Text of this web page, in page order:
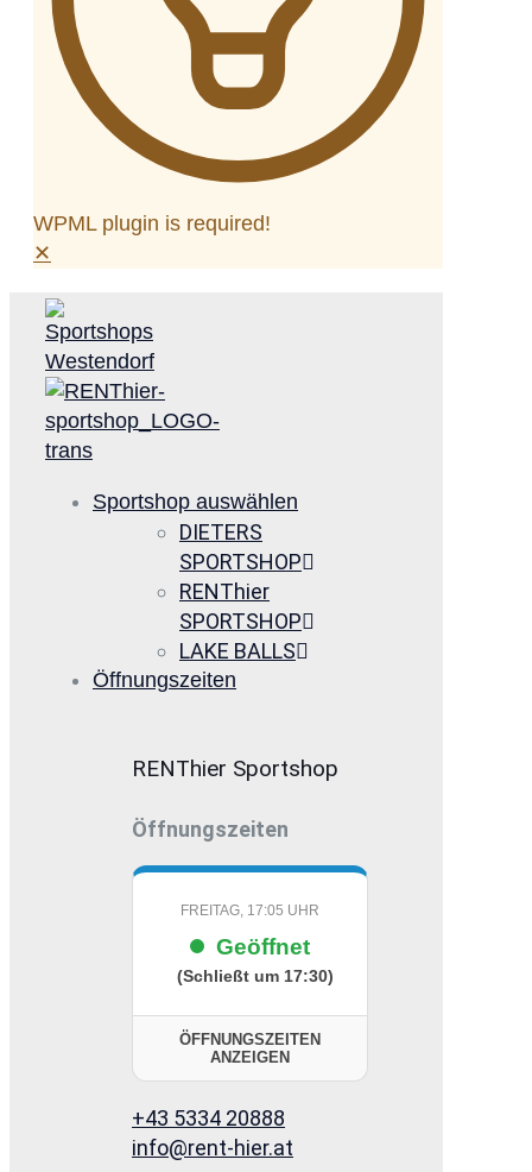
WPML plugin is required!
✕
Sportshop auswählen
DIETERS
SPORTSHOP
RENThier
SPORTSHOP
LAKE BALLS
Öffnungszeiten
RENThier Sportshop
Öffnungszeiten
FREITAG, 17:05 UHR
Geöffnet
(Schließt um 17:30)
ÖFFNUNGSZEITEN
ANZEIGEN
+43 5334 20888
info@rent-hier.at